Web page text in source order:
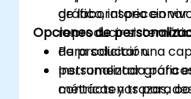
gráfico,
reproducir
de producción.
Instrumentar
métricas y trazas,
de laboratorio en
Opciones de
Para solicitar una
personalizada para
contáctenos para